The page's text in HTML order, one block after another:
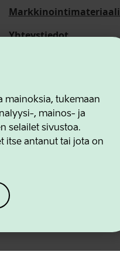
mainoksia, tukemaan
, mainos- ja
selailet sivustoa.
itse antanut tai jota on
Yhteystiedot
AgencyYhteystiedot